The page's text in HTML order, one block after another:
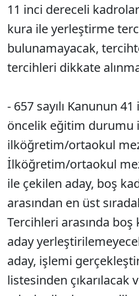
11 inci dereceli
kura ile yerleştirme
bulunamayacak,
tercihleri dikkate
- 657 sayılı Kanunun
öncelik eğitim durumu
ilköğretim/ortaokul
İlköğretim/ortaokul
ile çekilen aday, boş
arasından en üst
Tercihleri arasında
aday
aday, işlemi
listesinden çıkarılacak